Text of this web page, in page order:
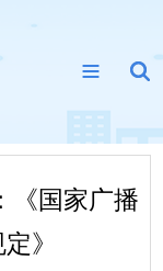
《国家广播
》